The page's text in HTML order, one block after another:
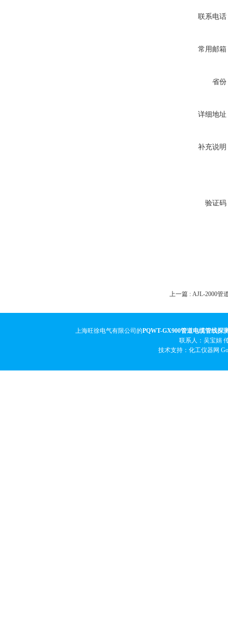
联系电话
常用邮箱
省份
详细地址
补充说明
验证码
上一篇 : AJL-2000管
上海旺徐电气有限公司的PQWT-GX900管道电缆管线探
联系人：吴宝娟
技术支持：化工仪器网